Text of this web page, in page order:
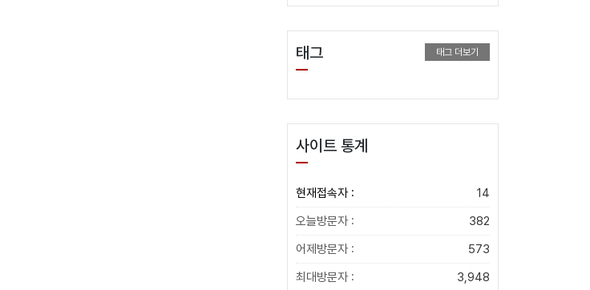
태그 태그 더보기
사이트 통계
현재접속자 :
14
오늘방문자 :
382
어제방문자 :
573
최대방문자 :
3,948